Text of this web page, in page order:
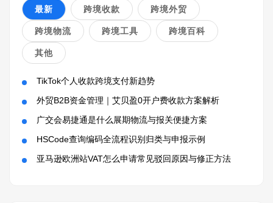
最新 跨境收款 跨境外贸
跨境物流 跨境工具 跨境百科
其他
TikTok个人收款跨境支付新趋势
外贸B2B资金管理｜艾贝盈0开户费收款方案解析
广交会易捷通是什么展期物流与报关便捷方案
HSCode查询编码全流程识别归类与申报示例
亚马逊欧洲站VAT怎么申请常见驳回原因与修正方法